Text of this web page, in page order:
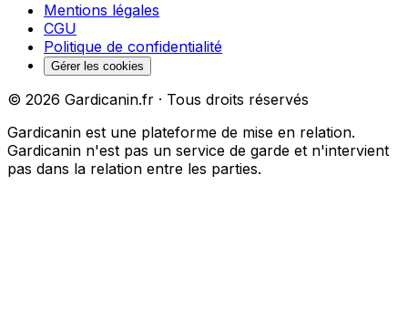
Mentions légales
CGU
Politique de confidentialité
Gérer les cookies
© 2026 Gardicanin.fr · Tous droits réservés
Gardicanin est une plateforme de mise en relation.
Gardicanin n'est pas un service de garde et n'intervient
pas dans la relation entre les parties.